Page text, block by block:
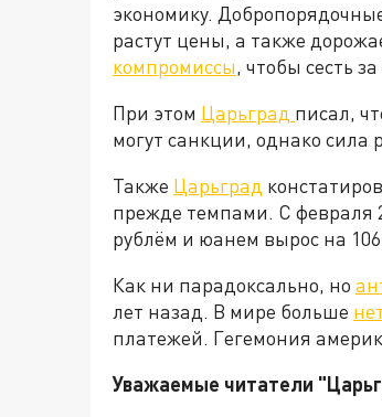
экономику.
растут цены, а также
компромиссы, чтобы сесть
При этом Царьград писал,
могут санкции, однако сила
Также Царьград
прежде темпами. С февраля
рублём и юанем вырос на
Как ни парадоксально, но
лет назад. В мире больше
платежей. Гегемония
Уважаемые читатели